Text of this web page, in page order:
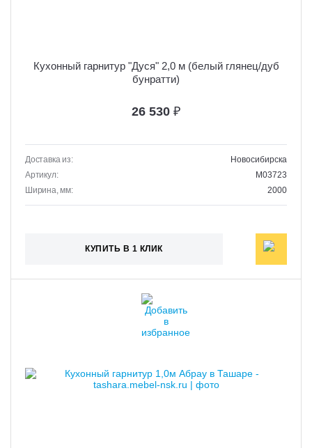
Кухонный гарнитур "Дуся" 2,0 м (белый глянец/дуб
бунратти)
26 530 ₽
Доставка из:
Новосибирска
Артикул:
M03723
Ширина, мм:
2000
КУПИТЬ В 1 КЛИК